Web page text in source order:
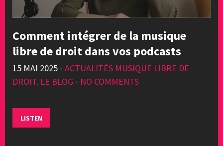
Comment intégrer de la musique
libre de droit dans vos podcasts
15 MAI 2025 • ACTUALITÉS MUSIQUE LIBRE DE
DROIT, LE BLOG • NO COMMENTS
LISTEN